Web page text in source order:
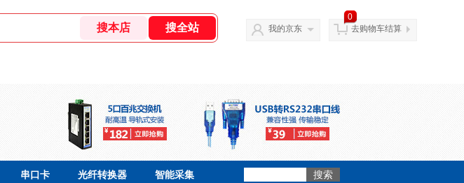
我的京东
0
去购物车结算
串口卡 光纤转换器 智能采集